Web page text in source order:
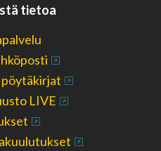
tietoa
pöytäkirjat
LIVE